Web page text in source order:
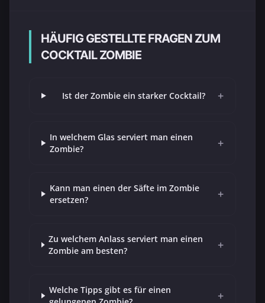
HÄUFIG GESTELLTE FRAGEN ZUM
COCKTAIL ZOMBIE
Ist der Zombie ein starker Cocktail? +
In welchem Glas serviert man einen
Zombie?
+
Kann man einen der Säfte im Zombie
ersetzen?
+
Zu welchem Anlass serviert man einen
Zombie am besten?
+
Welche Tipps gibt es für einen
+